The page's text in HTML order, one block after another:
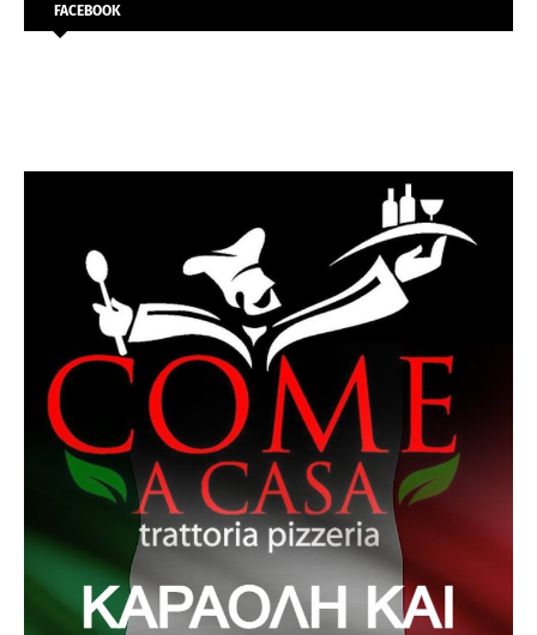
FACEBOOK